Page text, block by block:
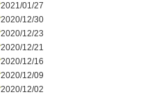
2021/01/27
2020/12/30
2020/12/23
2020/12/21
2020/12/16
2020/12/09
2020/12/02